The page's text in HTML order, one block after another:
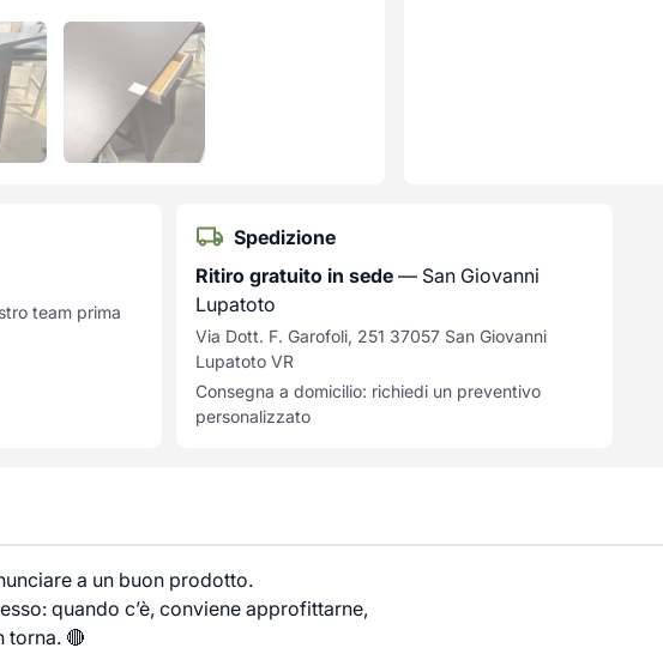
team prima
Spedizione
Ritiro gratuito in sede — San Giovanni
Lupatoto
Via Dott. F. Garofoli, 251 37057 San Giovanni
Lupatoto VR
Consegna a domicilio: richiedi un preventivo
personalizzato
a un buon prodotto.
quando c’è, conviene approfittarne,
torna. 🔴